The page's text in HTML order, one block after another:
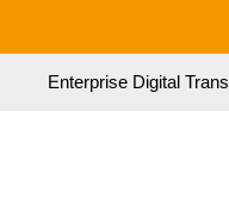
Enterprise Digital